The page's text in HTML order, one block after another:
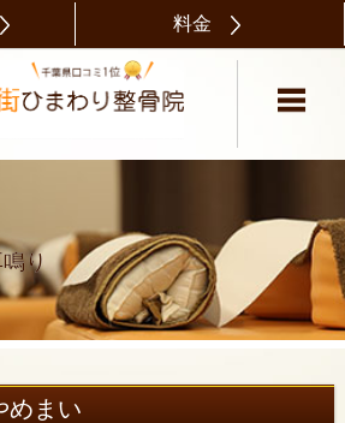
料金
り
めまい